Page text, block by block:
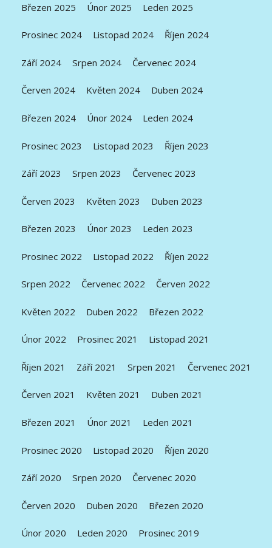
Březen 2025 Únor 2025 Leden 2025
Prosinec 2024 Listopad 2024 Říjen 2024
Září 2024 Srpen 2024 Červenec 2024
Červen 2024 Květen 2024 Duben 2024
Březen 2024 Únor 2024 Leden 2024
Prosinec 2023 Listopad 2023 Říjen 2023
Září 2023 Srpen 2023 Červenec 2023
Červen 2023 Květen 2023 Duben 2023
Březen 2023 Únor 2023 Leden 2023
Prosinec 2022 Listopad 2022 Říjen 2022
Srpen 2022 Červenec 2022 Červen 2022
Květen 2022 Duben 2022 Březen 2022
Únor 2022 Prosinec 2021 Listopad 2021
Říjen 2021 Září 2021 Srpen 2021 Červenec 2021
Červen 2021 Květen 2021 Duben 2021
Březen 2021 Únor 2021 Leden 2021
Prosinec 2020 Listopad 2020 Říjen 2020
Září 2020 Srpen 2020 Červenec 2020
Červen 2020 Duben 2020 Březen 2020
Únor 2020 Leden 2020 Prosinec 2019